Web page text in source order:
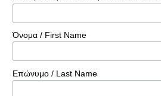
Όνομα / First Name
Επώνυμο / Last Name